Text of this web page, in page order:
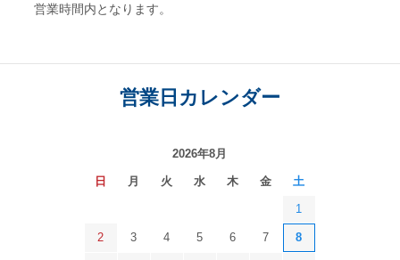
営業時間内となります。
営業日カレンダー
2026年8月
日 月 火 水 木 金 土
1
2 3 4 5 6 7 8